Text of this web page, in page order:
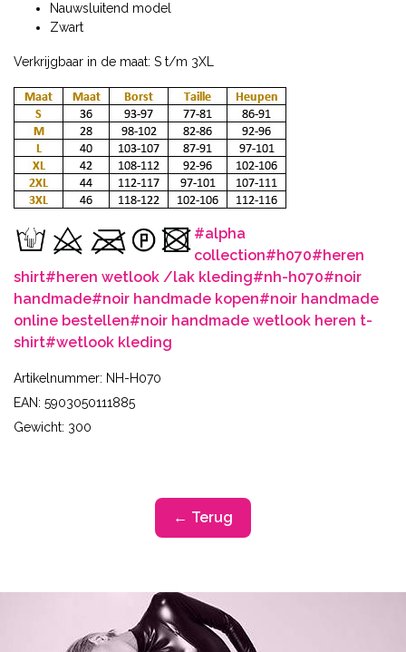
Nauwsluitend model
Zwart
Verkrijgbaar in de maat: S t/m 3XL
#alpha
collection#h070#heren
shirt#heren wetlook /lak kleding#nh-h070#noir
handmade#noir handmade kopen#noir handmade
online bestellen#noir handmade wetlook heren t-
shirt#wetlook kleding
Artikelnummer: NH-H070
EAN: 5903050111885
Gewicht: 300
← Terug